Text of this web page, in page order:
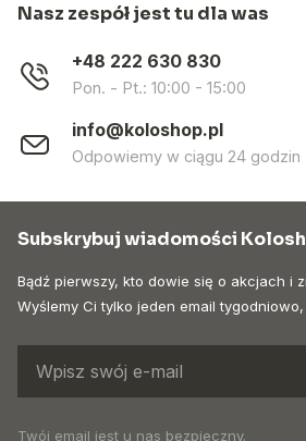
Nasz zespół jest tu dla was
+48 222 630 830
Pon. - Pt.: 10:00 - 15:00
info@koloshop.pl
Odpowiemy w ciągu 24 godzin
Subskrybuj wiadomości
Bądź pierwszy, kto dowie się o akcjach i
Wyślemy Ci tylko jeden email
Twój email jest u nas bezpieczny.